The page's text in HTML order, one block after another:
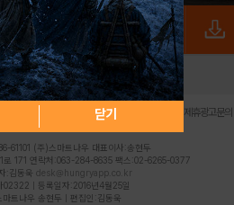
닫기
PC버전 전체앱
불법촬영물 신고센터 제휴광고문의
61101 (주)스마트나우 대표이사:송현두
로 171 연락처:063-284-8635 팩스:02-6265-0377
:김동욱 desk@hungryapp.co.kr
02322 | 등록일자:2016년4월25일
트나우 송현두 | 편집인:김동욱